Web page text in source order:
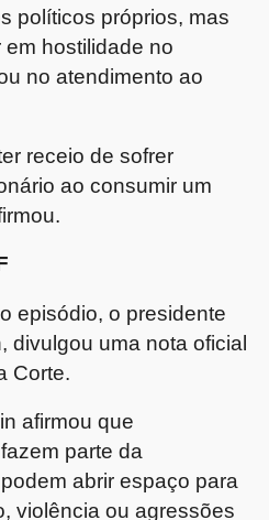
políticos próprios, mas
hostilidade no
no atendimento ao
receio de sofrer
ao consumir um
episódio, o presidente
, divulgou uma nota oficial
Corte.
afirmou que
parte da
abrir espaço para
violência ou agressões